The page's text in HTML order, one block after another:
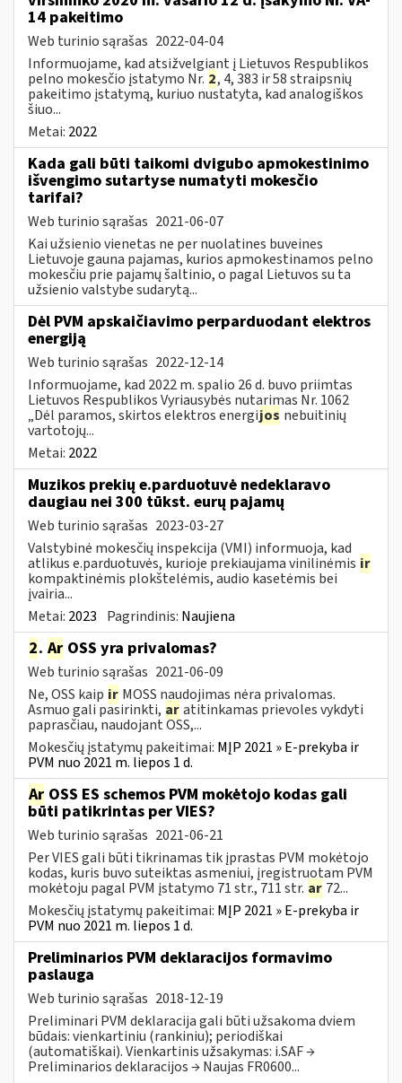
14 pakeitimo
Web turinio sąrašas 2022-04-04
Informuojame, kad atsižvelgiant į Lietuvos Respublikos
pelno mokesčio įstatymo Nr. 2, 4, 383 ir 58 straipsnių
pakeitimo įstatymą, kuriuo nustatyta, kad analogiškos
šiuo...
Metai: 2022
Kada gali būti taikomi dvigubo apmokestinimo
išvengimo sutartyse numatyti mokesčio
tarifai?
Web turinio sąrašas 2021-06-07
Kai užsienio vienetas ne per nuolatines buveines
Lietuvoje gauna pajamas, kurios apmokestinamos pelno
mokesčiu prie pajamų šaltinio, o pagal Lietuvos su ta
užsienio valstybe sudarytą...
Dėl PVM apskaičiavimo perparduodant elektros
energiją
Web turinio sąrašas 2022-12-14
Informuojame, kad 2022 m. spalio 26 d. buvo priimtas
Lietuvos Respublikos Vyriausybės nutarimas Nr. 1062
„Dėl paramos, skirtos elektros energijos nebuitinių
vartotojų...
Metai: 2022
Muzikos prekių e.parduotuvė nedeklaravo
daugiau nei 300 tūkst. eurų pajamų
Web turinio sąrašas 2023-03-27
Valstybinė mokesčių inspekcija (VMI) informuoja, kad
atlikus e.parduotuvės, kurioje prekiaujama vinilinėmis ir
kompaktinėmis plokštelėmis, audio kasetėmis bei
įvairia...
Metai: 2023 Pagrindinis: Naujiena
2. Ar OSS yra privalomas?
Web turinio sąrašas 2021-06-09
Ne, OSS kaip ir MOSS naudojimas nėra privalomas.
Asmuo gali pasirinkti, aratitinkamas prievoles vykdyti
paprasčiau, naudojant OSS,...
Mokesčių įstatymų pakeitimai: MĮP 2021 » E-prekyba ir
PVM nuo 2021 m. liepos 1 d.
Ar OSS ES schemos PVM mokėtojo kodas gali
būti patikrintas per VIES?
Web turinio sąrašas 2021-06-21
Per VIES gali būti tikrinamas tik įprastas PVM mokėtojo
kodas, kuris buvo suteiktas asmeniui, įregistruotam PVM
mokėtoju pagal PVM įstatymo 71 str., 711 str. ar 72...
Mokesčių įstatymų pakeitimai: MĮP 2021 » E-prekyba ir
PVM nuo 2021 m. liepos 1 d.
Preliminarios PVM deklaracijos formavimo
paslauga
Web turinio sąrašas 2018-12-19
Preliminari PVM deklaracija gali būti užsakoma dviem
būdais: vienkartiniu (rankiniu); periodiškai
(automatiškai). Vienkartinis užsakymas: i.SAF →
Preliminarios deklaracijos → Naujas FR0600...